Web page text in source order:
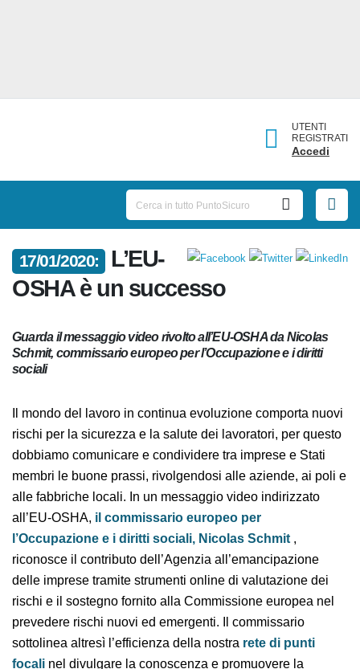
UTENTI
REGISTRATI
Accedi
17/01/2020:
L’EU-
OSHA è un successo
Guarda il messaggio video rivolto all’EU-OSHA da Nicolas
Schmit, commissario europeo per l’Occupazione e i diritti
sociali
Il mondo del lavoro in continua evoluzione comporta
nuovi rischi per la sicurezza e la salute dei lavoratori,
per questo dobbiamo comunicare e condividere tra
imprese e Stati membri le buone prassi, rivolgendosi
alle aziende, ai poli e alle fabbriche locali. In un
messaggio video indirizzato all’EU-OSHA,
commissario europeo per l’Occupazione e i diritti
sociali, Nicolas Schmit, riconosce il contributo
dell’Agenzia all’emancipazione delle imprese tramite
strumenti online di valutazione dei rischi e il sostegno
fornito alla Commissione europea nel prevedere rischi
nuovi ed emergenti. Il commissario sottolinea altresì